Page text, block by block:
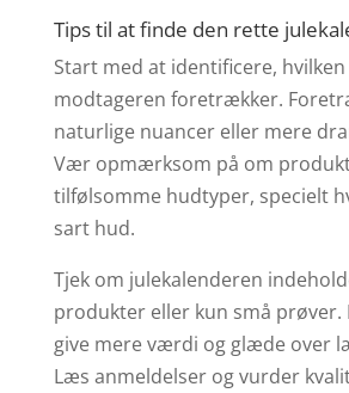
Tips til at finde den rette
Start med at identificere,
modtageren foretrækker.
naturlige nuancer eller mere
Vær opmærksom på om
tilfølsomme hudtyper, specielt
sart hud.
Tjek om julekalenderen
produkter eller kun små prøver.
give mere værdi og glæde over
Læs anmeldelser og vurder